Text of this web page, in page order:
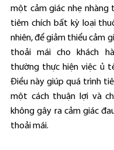
một cảm giác nhẹ nhàng
tiêm chích bất kỳ loại
nhiên, để giảm thiểu cảm
thoải mái cho khách
thường thực hiện việc ủ
Điều này giúp quá trình
một cách thuận lợi và
không gây ra cảm giác
thoải mái.